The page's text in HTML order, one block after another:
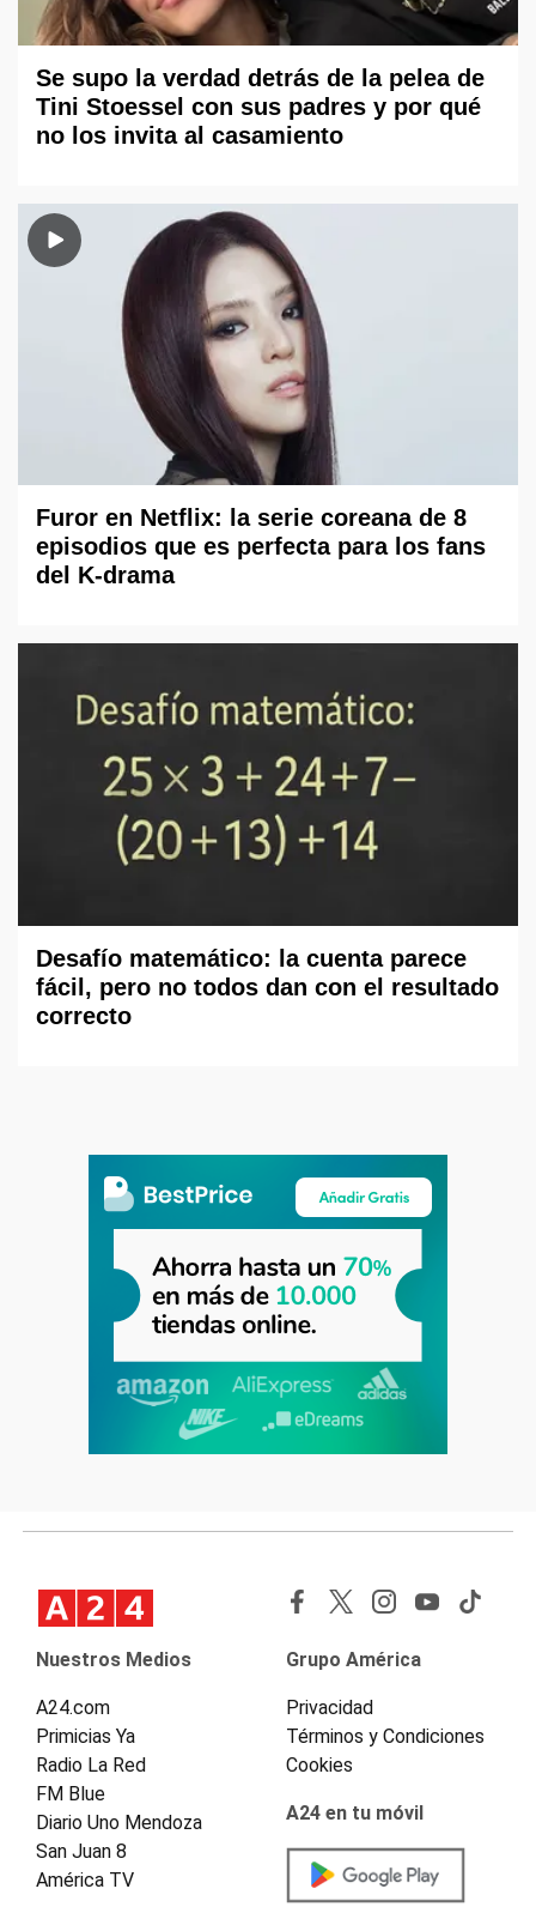
Se supo la verdad detrás de la pelea de
Tini Stoessel con sus padres y por qué
no los invita al casamiento
Furor en Netflix: la serie coreana de 8
episodios que es perfecta para los fans
del K-drama
Desafío matemático: la cuenta parece
fácil, pero no todos dan con el resultado
correcto
Nuestros Medios
A24.com
Primicias Ya
Radio La Red
FM Blue
Diario Uno Mendoza
San Juan 8
América TV
Grupo América
Privacidad
Términos y Condiciones
Cookies
A24 en tu móvil